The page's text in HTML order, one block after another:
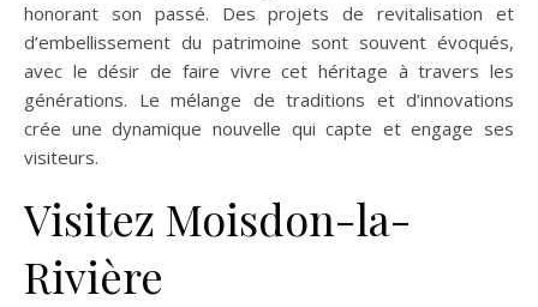
honorant son passé. Des projets de revitalisation et
d’embellissement du patrimoine sont souvent évoqués,
avec le désir de faire vivre cet héritage à travers les
générations. Le mélange de traditions et d’innovations
crée une dynamique nouvelle qui capte et engage ses
visiteurs.
Visitez Moisdon-la-
Rivière